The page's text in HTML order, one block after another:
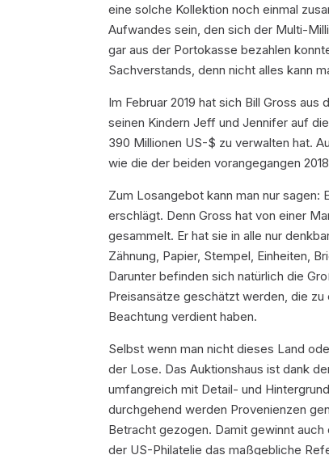
eine solche Kollektion noch einmal
Aufwandes sein, den sich der Multi-
gar aus der Portokasse bezahlen
Sachverstands, denn nicht alles kann
Im Februar 2019 hat sich Bill Gross
seinen Kindern Jeff und Jennifer auf
390 Millionen US-$ zu verwalten hat.
wie die der beiden vorangegangen
Zum Losangebot kann man nur sagen:
erschlägt. Denn Gross hat von einer
gesammelt. Er hat sie in alle nur
Zähnung, Papier, Stempel, Einheiten,
Darunter befinden sich natürlich die
Preisansätze geschätzt werden, die
Beachtung verdient haben.
Selbst wenn man nicht dieses Land
der Lose. Das Auktionshaus ist dank
umfangreich mit Detail- und
durchgehend werden Provenienzen
Betracht gezogen. Damit gewinnt
der US-Philatelie das maßgebliche